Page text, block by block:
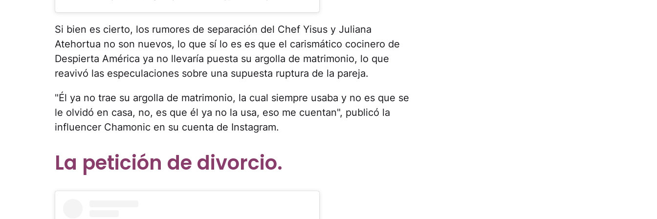
Si bien es cierto, los rumores de separación del Chef Yisus y Juliana
Atehortua no son nuevos, lo que sí lo es es que el carismático cocinero de
Despierta América ya no llevaría puesta su argolla de matrimonio, lo que
reavivó las especulaciones sobre una supuesta ruptura de la pareja.
"Él ya no trae su argolla de matrimonio, la cual siempre usaba y no es que se
le olvidó en casa, no, es que él ya no la usa, eso me cuentan", publicó la
influencer Chamonic en su cuenta de Instagram.
La petición de divorcio.